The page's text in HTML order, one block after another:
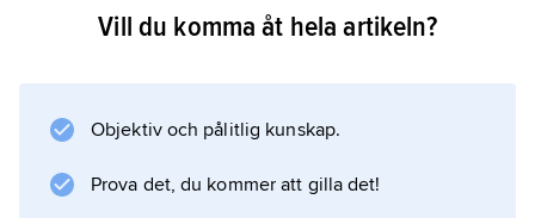
talet bestod de värdefullaste handskrifternas
ädelstenar, pärlor och färgrik emalj förekom.
Reliefernas motiv hämtades ofta från bilder ur
Vill du komma åt hela artikeln?
Objektiv och pålitlig kunskap.
Prova det, du kommer att gilla det!